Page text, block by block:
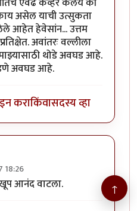
असेल याची उत्सुकता
आहेत हेवेसांन... उत्तम
अवांतरः वल्लीला
थोडे अवघड आहे.
अवघड आहे.
कराकिंवासदस्य व्हा
18:26
byसागर
आनंद वाटला. ↑